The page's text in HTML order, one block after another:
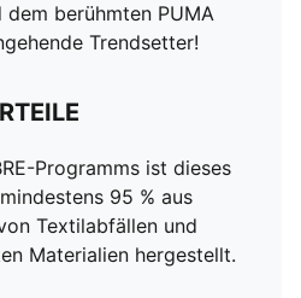
berühmten PUMA
Trendsetter!
Programms ist dieses
95 % aus
Textilabfällen und
Materialien hergestellt.